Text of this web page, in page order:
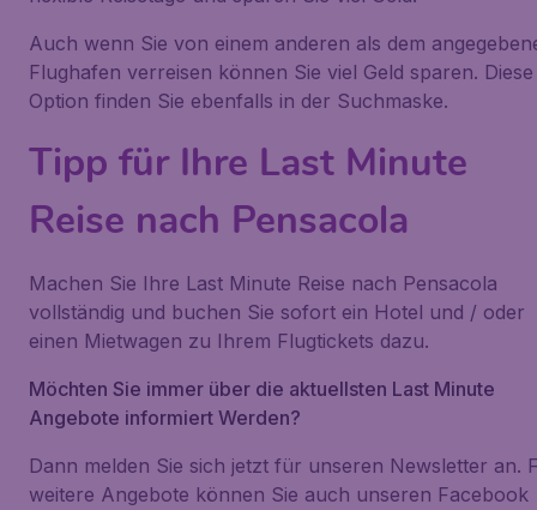
Auch wenn Sie von einem anderen als dem
Flughafen verreisen können Sie viel Geld sparen. Diese
Option finden Sie ebenfalls in der Suchmaske.
Tipp für Ihre Last Minute
Reise nach Pensacola
Machen Sie Ihre Last Minute Reise nach Pensacola
vollständig und buchen Sie sofort ein Hotel und / oder
einen Mietwagen zu Ihrem Flugtickets dazu.
Möchten Sie immer über die aktuellsten Last Minute
Angebote informiert Werden?
Dann melden Sie sich jetzt für unseren Newsletter an.
weitere Angebote können Sie auch unseren Facebook